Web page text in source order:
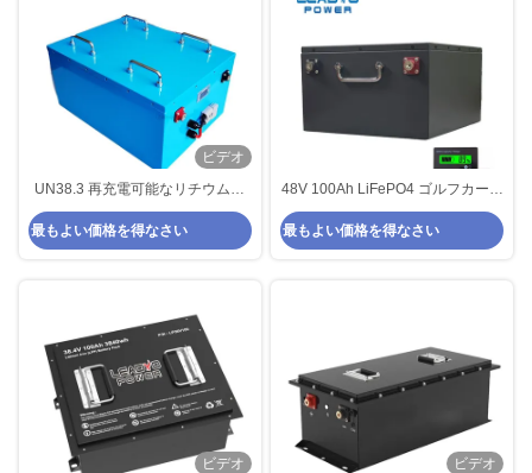
ビデオ
UN38.3 再充電可能なリチウム鉄
電池 36V 60Ah Lifepo4 ゴルフカ
ート電池
最もよい価格を得なさい
48V 100Ah LiFePO4 ゴルフカート
バッテリー 300A/10s ピーク電流
オーバー電流保護
最もよい価格を得なさい
ビデオ
ビデオ